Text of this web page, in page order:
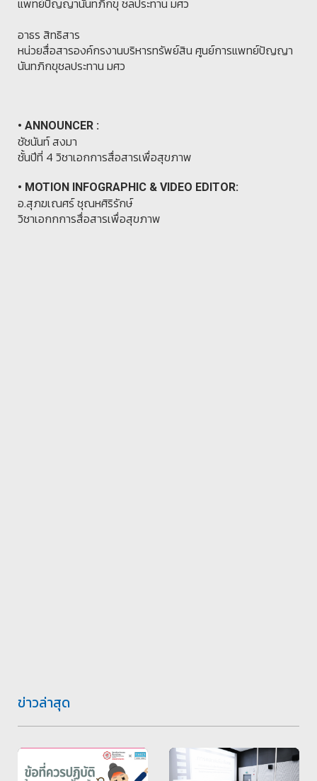
แพทย์ปัญญานันทภิกขุ ชลประทาน มศว
อาธร สิทธิสาร
หน่วยสื่อสารองค์กรงานบริหารทรัพย์สิน ศูนย์การแพทย์ปัญญา
นันทภิกขุชลประทาน มศว
• ANNOUNCER :
ชัชนันท์ สงมา
ชั้นปีที่ 4 วิชาเอกการสื่อสารเพื่อสุขภาพ
• MOTION INFOGRAPHIC & VIDEO EDITOR:
อ.สุภฆเณศร์ ชุณหศิริรักษ์
วิชาเอกกการสื่อสารเพื่อสุขภาพ
ข่าวล่าสุด